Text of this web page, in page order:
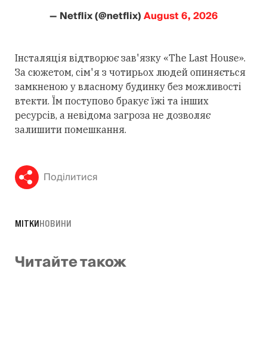
— Netflix (@netflix)August 6, 2026
Інсталяція відтворює зав'язку «The Last House».
За сюжетом, сім'я з чотирьох людей опиняється
замкненою у власному будинку без можливості
втекти. Їм поступово бракує їжі та інших
ресурсів, а невідома загроза не дозволяє
залишити помешкання.
Поділитися
МІТКИНОВИНИ
Читайте також